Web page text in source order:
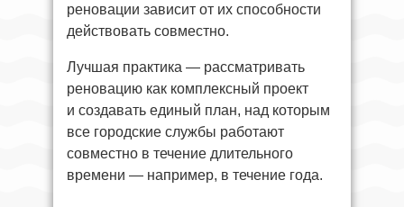
реновации зависит от их способности
действовать совместно.
Лучшая практика — рассматривать
реновацию как комплексный проект
и создавать единый план, над которым
все городские службы работают
совместно в течение длительного
времени — например, в течение года.